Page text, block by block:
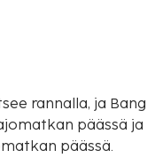
rannalla, ja Bang
päässä ja
päässä.